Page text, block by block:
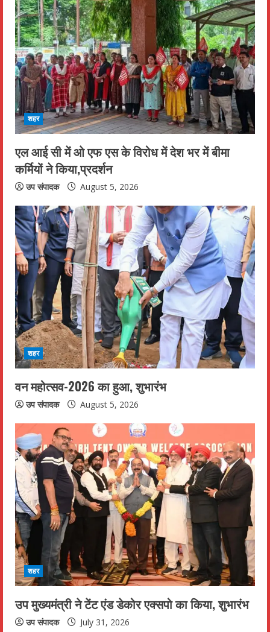
R
e
a
d
i
n
g
शहर
एल आई सी में ओ एफ एस के विरोध में देश भर में बीमा
कर्मियों ने किया,प्रदर्शन
उप संपादक August 5, 2026
शहर
वन महोत्सव-2026 का हुआ, शुभारंभ
उप संपादक August 5, 2026
शहर
उप मुख्यमंत्री ने टेंट एंड डेकोर एक्सपो का किया, शुभारंभ
उप संपादक July 31, 2026